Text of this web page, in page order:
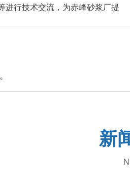
进行技术交流，为赤峰砂浆厂提
新